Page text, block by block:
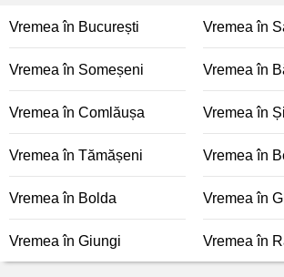
Vremea în București Vremea în
Vremea în Someșeni Vremea în
Vremea în Comlăușa Vremea în
Vremea în Tămășeni Vremea în
Vremea în Bolda Vremea în
Vremea în Giungi Vremea în